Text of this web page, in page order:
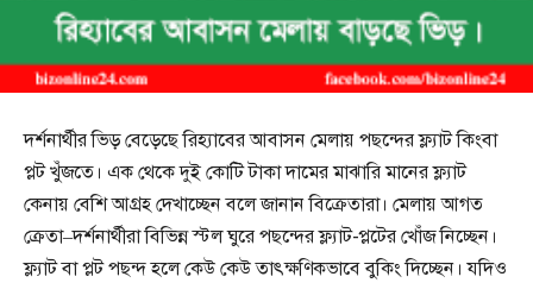
দর্শনার্থীর ভিড় বেড়েছে রিহ্যাবের আবাসন মেলায় পছন্দের ফ্ল্যাট কিংবা
প্লট খুঁজতে। এক থেকে দুই কোটি টাকা দামের মাঝারি মানের ফ্ল্যাট
কেনায় বেশি আগ্রহ দেখাচ্ছেন বলে জানান বিক্রেতারা। মেলায় আগত
ক্রেতা–দর্শনার্থীরা বিভিন্ন স্টল ঘুরে পছন্দের ফ্ল্যাট-প্লটের খোঁজ নিচ্ছেন।
ফ্ল্যাট বা প্লট পছন্দ হলে কেউ কেউ তাৎক্ষণিকভাবে বুকিং দিচ্ছেন। যদিও